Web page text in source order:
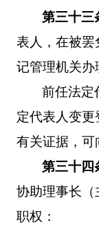
第三十三
表人，在被罢
记管理机关办
前任法定
定代表人变更
有关证据，可
第三十四
协助理事长（
职权：